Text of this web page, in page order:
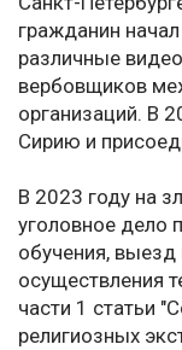
гражданин
различные
вербовщиков
организаций. В
Сирию и
В 2023 году на
уголовное дело
обучения,
осуществления
части 1 статьи
религиозных